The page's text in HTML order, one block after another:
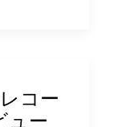
コー
ュー